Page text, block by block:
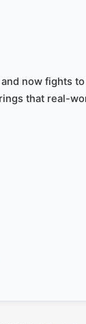
now fights to
that real-